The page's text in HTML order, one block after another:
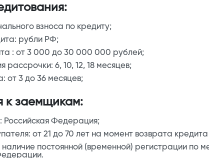
взноса по кредиту;
рубли РФ;
: от 3 000 до 30 000 000 рублей;
рассрочки: 6, 10, 12, 18 месяцев;
от 3 до 36 месяцев;
к заемщикам:
Российская Федерация;
от 21 до 70 лет на момент возврата
наличие постоянной (временной) регистрации по